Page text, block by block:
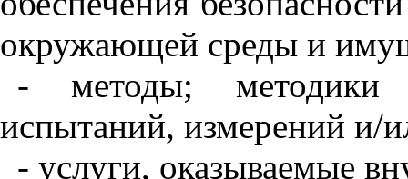
окружающей среды и
-методы; методики
испытаний, измерений и/
- услуги, оказываемые